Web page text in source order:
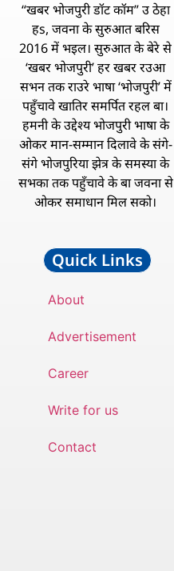
“खबर भोजपुरी डॉट कॉम” उ ठेहा
हs, जवना के सुरुआत बरिस
2016 में भइल। सुरुआत के बेरे से
‘खबर भोजपुरी’ हर खबर रउआ
सभन तक राउरे भाषा ‘भोजपुरी’ में
पहुँचावे खातिर समर्पित रहल बा।
हमनी के उद्देश्य भोजपुरी भाषा के
ओकर मान-सम्मान दिलावे के संगे-
संगे भोजपुरिया झेत्र के समस्या के
सभका तक पहुँचावे के बा जवना से
ओकर समाधान मिल सको।
Quick Links
About
Advertisement
Career
Write for us
Contact